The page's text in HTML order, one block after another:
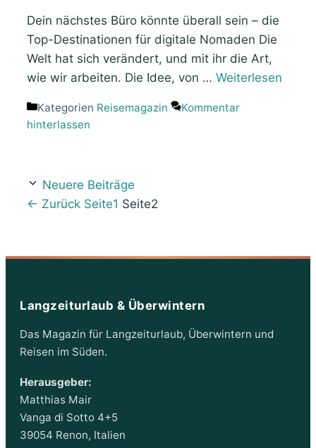
Dein nächstes Büro könnte überall sein – die
Top-Destinationen für digitale Nomaden Die
Welt hat sich verändert, und mit ihr die Art,
wie wir arbeiten. Die Idee, von … Weiterlesen
Kategorien Reisemagazin
Kommentar
hinterlassen
Neuere Beiträge
← Zurück Seite1 Seite2
Langzeiturlaub & Überwintern
Das Magazin für Langzeiturlaub, Überwintern und
Reisen im Süden.
Herausgeber:
Matthias Mair
Vanga di Sotto 4+5
39054 Renon, Italien